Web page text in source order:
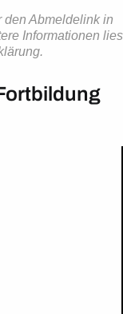
den Abmeldelink in
Informationen lies